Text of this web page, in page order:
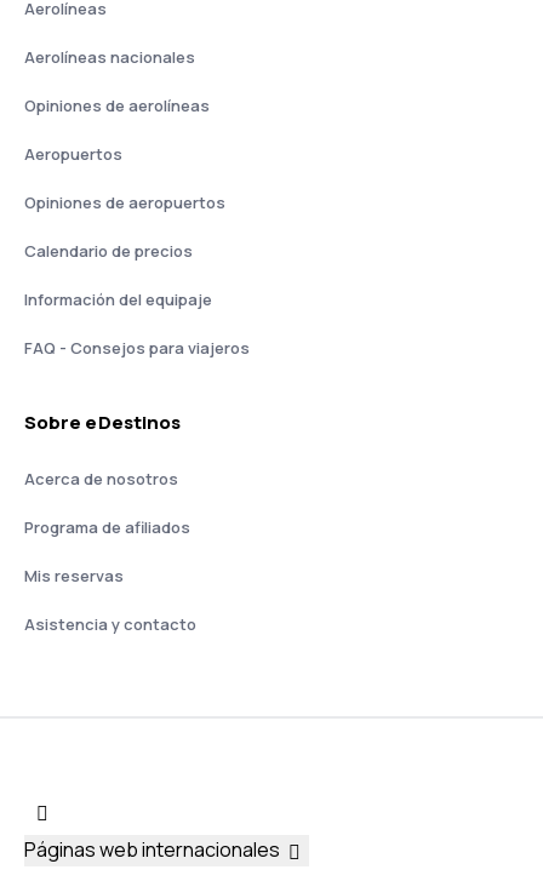
Aerolíneas
Aerolíneas nacionales
Opiniones de aerolíneas
Aeropuertos
Opiniones de aeropuertos
Calendario de precios
Información del equipaje
FAQ - Consejos para viajeros
Sobre eDestinos
Acerca de nosotros
Programa de afiliados
Mis reservas
Asistencia y contacto
Páginas web internacionales